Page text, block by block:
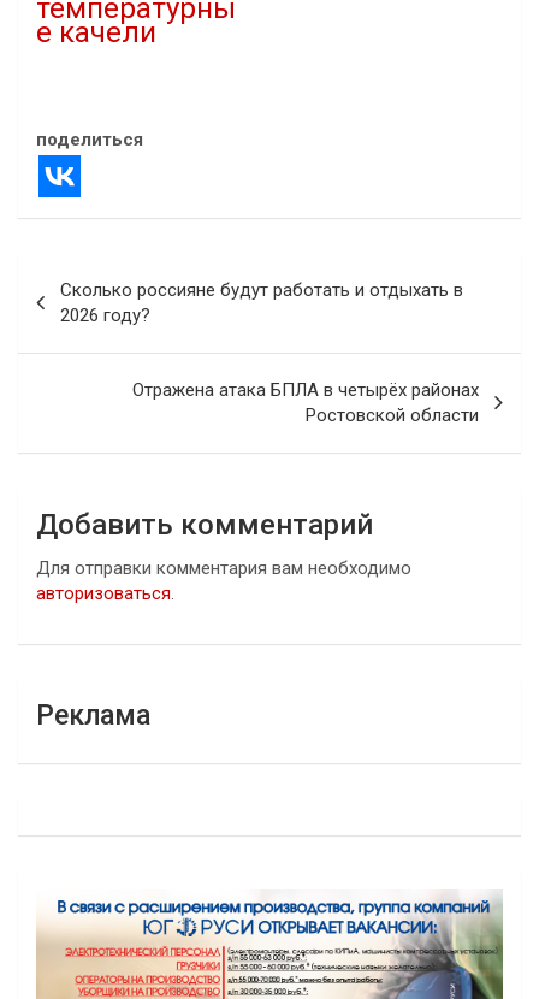
температурны
е качели
поделиться
по
записям
Сколько россияне будут работать и отдыхать в
2026 году?
Отражена атака БПЛА в четырёх районах
Ростовской области
Добавить комментарий
Для отправки комментария вам необходимо
авторизоваться.
Реклама